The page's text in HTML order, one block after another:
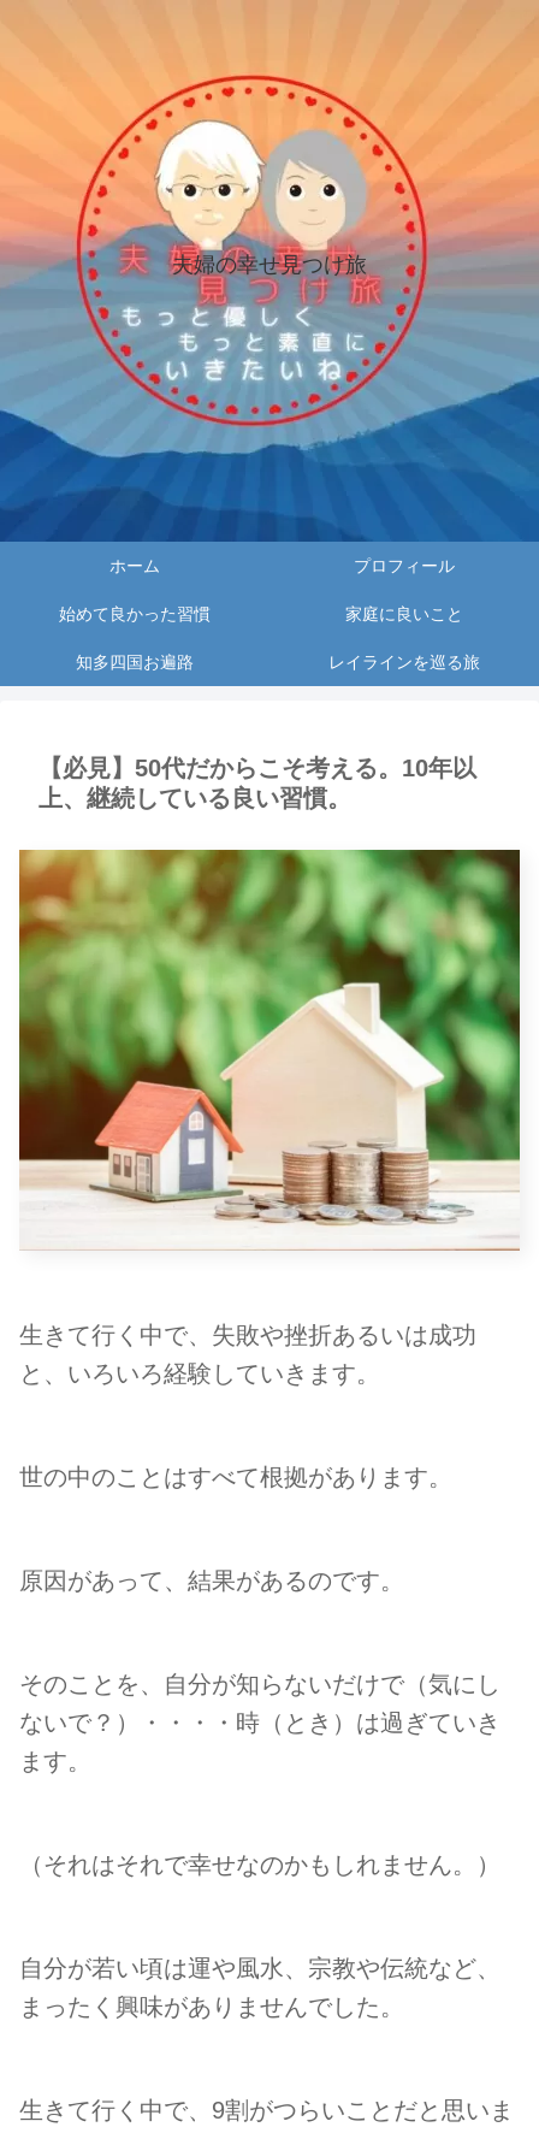
夫婦の幸せ見つけ旅
ホーム プロフィール
始めて良かった習慣 家庭に良いこと
知多四国お遍路 レイラインを巡る旅
【必見】50代だからこそ考える。10年以
上、継続している良い習慣。
生きて行く中で、失敗や挫折あるいは成功
と、いろいろ経験していきます。
世の中のことはすべて根拠があります。
原因があって、結果があるのです。
そのことを、自分が知らないだけで（気にし
ないで？）・・・・時（とき）は過ぎていき
ます。
（それはそれで幸せなのかもしれません。）
自分が若い頃は運や風水、宗教や伝統など、
まったく興味がありませんでした。
生きて行く中で、9割がつらいことだと思いま